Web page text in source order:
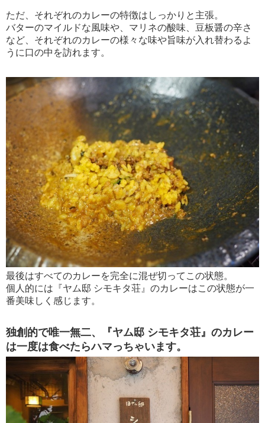
ただ、それぞれのカレーの特徴はしっかりと主張。
バターのマイルドな風味や、マリネの酸味、豆板醤の辛さ
など、それぞれのカレーの様々な味や旨味が入れ替わるよ
うに口の中を訪れます。
最後はすべてのカレーを完全に混ぜ切ってこの状態。
個人的には『ヤム邸 シモキタ荘』のカレーはこの状態が一
番美味しく感じます。
独創的で唯一無二、『ヤム邸 シモキタ荘』のカレー
は一度は食べたらハマっちゃいます。